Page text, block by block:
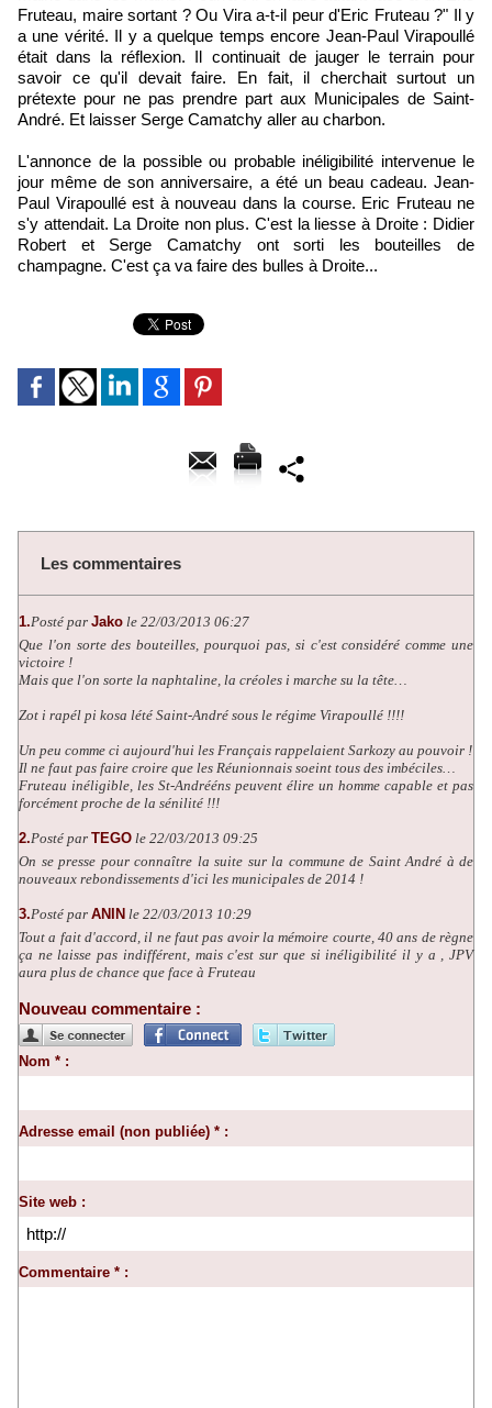
Fruteau, maire sortant ? Ou Vira a-t-il peur d'Eric Fruteau ?" Il y
a une vérité. Il y a quelque temps encore Jean-Paul Virapoullé
était dans la réflexion. Il continuait de jauger le terrain pour
savoir ce qu'il devait faire. En fait, il cherchait surtout un
prétexte pour ne pas prendre part aux Municipales de Saint-
André. Et laisser Serge Camatchy aller au charbon.
L'annonce de la possible ou probable inéligibilité intervenue le
jour même de son anniversaire, a été un beau cadeau. Jean-
Paul Virapoullé est à nouveau dans la course. Eric Fruteau ne
s'y attendait. La Droite non plus. C'est la liesse à Droite : Didier
Robert et Serge Camatchy ont sorti les bouteilles de
champagne. C'est ça va faire des bulles à Droite...
Les commentaires
1.Posté par Jako le 22/03/2013 06:27
Que l'on sorte des bouteilles, pourquoi pas, si c'est considéré comme une
victoire !
Mais que l'on sorte la naphtaline, la créoles i marche su la tête…
Zot i rapél pi kosa lété Saint-André sous le régime Virapoullé !!!!
Un peu comme ci aujourd'hui les Français rappelaient Sarkozy au pouvoir !
Il ne faut pas faire croire que les Réunionnais soeint tous des imbéciles…
Fruteau inéligible, les St-Andrééns peuvent élire un homme capable et pas
forcément proche de la sénilité !!!
2.Posté par TEGO le 22/03/2013 09:25
On se presse pour connaître la suite sur la commune de Saint André à de
nouveaux rebondissements d'ici les municipales de 2014 !
3.Posté par ANIN le 22/03/2013 10:29
Tout a fait d'accord, il ne faut pas avoir la mémoire courte, 40 ans de règne
ça ne laisse pas indifférent, mais c'est sur que si inéligibilité il y a , JPV
aura plus de chance que face à Fruteau
Nouveau commentaire :
Nom * :
Adresse email (non publiée) * :
Site web :
Commentaire * :